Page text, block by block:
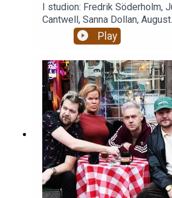
I studion: Fredrik Söderholm,
Cantwell, Sanna Dollan, August
BohlinBajsolyckor. Livets
droger och RISKbruk.Celibat
alla blir och ju mer dement
blir.Enjoy! Stötta oss på
och få HELA avsnittet!
Play